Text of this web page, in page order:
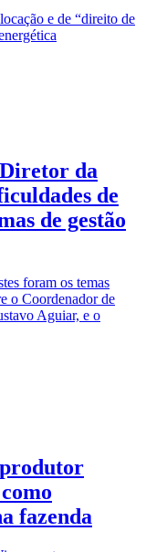
e de “direito de
da
de
de gestão
foram os temas
o Coordenador de
Aguiar, e o
fazenda